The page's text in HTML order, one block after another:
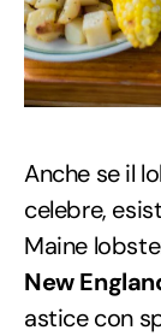
Anche se il
celebre,
Maine
New
astice con